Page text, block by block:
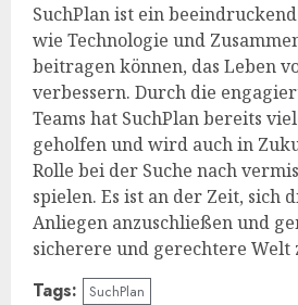
SuchPlan ist ein
wie Technologie und
beitragen können, das Leben
verbessern. Durch die
Teams hat SuchPlan bereits
geholfen und wird auch in
Rolle bei der Suche nach
spielen. Es ist an der Zeit, sich
Anliegen anzuschließen und
sicherere und gerechtere Welt
Tags: SuchPlan